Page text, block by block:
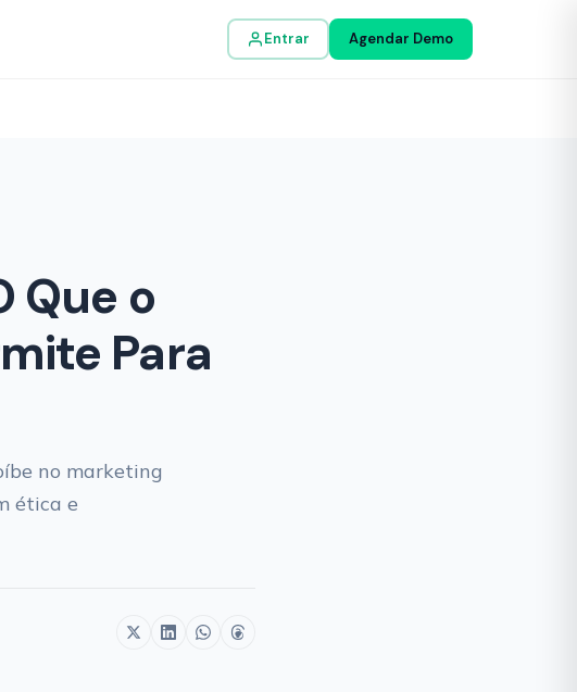
Entrar Agendar Demo
Que o
Para
no marketing
ética e